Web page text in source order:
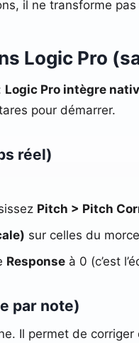
il ne transforme
Logic Pro
Logic Pro intègre
pour démarrer.
réel)
Pitch > Pitch
sur celles du
Responseà 0 (c’est
par note)
Il permet de corriger